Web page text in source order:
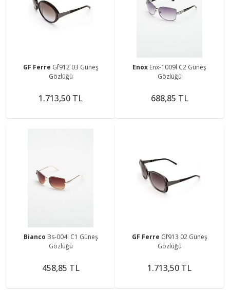
GF Ferre Gf912 03 Güneş
Gözlüğü
1.713,50 TL
Enox Enx-1009l C2 Güneş
Gözlüğü
688,85 TL
Bianco Bs-004l C1 Güneş
Gözlüğü
458,85 TL
GF Ferre Gf913 02 Güneş
Gözlüğü
1.713,50 TL